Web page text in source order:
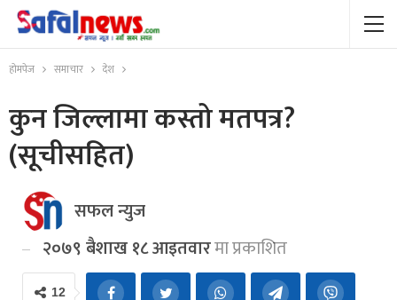
होमपेज समाचार देश
कुन जिल्लामा कस्तो मतपत्र?
(सूचीसहित)
सफल न्युज
२०७९ बैशाख १८ आइतवारमा प्रकाशित
12